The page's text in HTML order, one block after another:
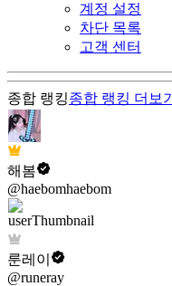
계정 설정
차단 목록
고객 센터
종합 랭킹종합 랭킹 더보기
해봄
@haebomhaebom
룬레이
@runeray